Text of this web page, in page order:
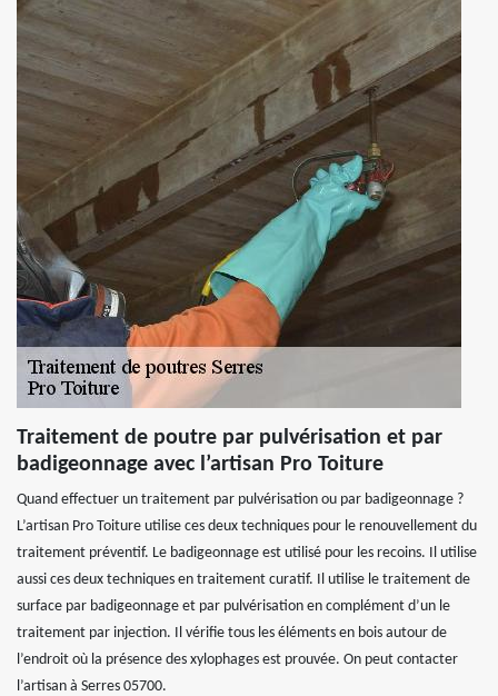
Traitement de poutre par pulvérisation et par
badigeonnage avec l’artisan Pro Toiture
Quand effectuer un traitement par pulvérisation ou par badigeonnage ?
L’artisan Pro Toiture utilise ces deux techniques pour le renouvellement du
traitement préventif. Le badigeonnage est utilisé pour les recoins. Il utilise
aussi ces deux techniques en traitement curatif. Il utilise le traitement de
surface par badigeonnage et par pulvérisation en complément d’un le
traitement par injection. Il vérifie tous les éléments en bois autour de
l’endroit où la présence des xylophages est prouvée. On peut contacter
l’artisan à Serres 05700.